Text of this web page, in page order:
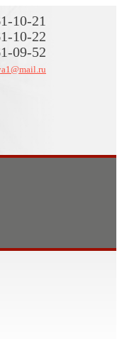
10-21
10-22
09-52